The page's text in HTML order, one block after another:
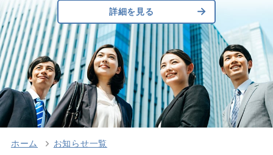
詳細を見る
ホーム
お知らせ一覧